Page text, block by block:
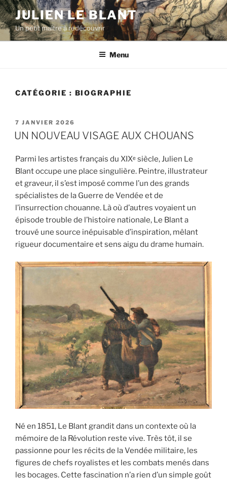
Aller
au
contenu
principal
JULIEN LE BLANT
Un petit maître à redécouvrir
Menu
CATÉGORIE : BIOGRAPHIE
PUBLIÉ
LE
7 JANVIER 2026
UN NOUVEAU VISAGE AUX CHOUANS
Parmi les artistes français du XIXᵉ siècle, Julien Le
Blant occupe une place singulière. Peintre, illustrateur
et graveur, il s’est imposé comme l’un des grands
spécialistes de la Guerre de Vendée et de
l’insurrection chouanne. Là où d’autres voyaient un
épisode trouble de l’histoire nationale, Le Blant a
trouvé une source inépuisable d’inspiration, mêlant
rigueur documentaire et sens aigu du drame humain.
Né en 1851, Le Blant grandit dans un contexte où la
mémoire de la Révolution reste vive. Très tôt, il se
passionne pour les récits de la Vendée militaire, les
figures de chefs royalistes et les combats menés dans
les bocages. Cette fascination n’a rien d’un simple goût